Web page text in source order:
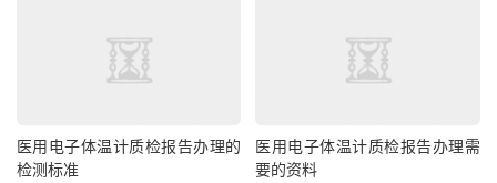
医用电子体温计质检报告办理的
检测标准
医用电子体温计质检报告办理需
要的资料